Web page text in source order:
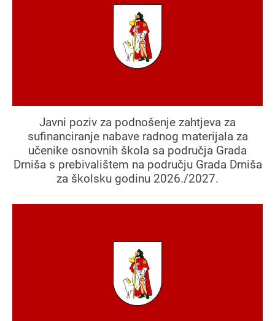
Javni poziv za podnošenje zahtjeva za
sufinanciranje nabave radnog materijala za
učenike osnovnih škola sa područja Grada
Drniša s prebivalištem na području Grada Drniša
za školsku godinu 2026./2027.